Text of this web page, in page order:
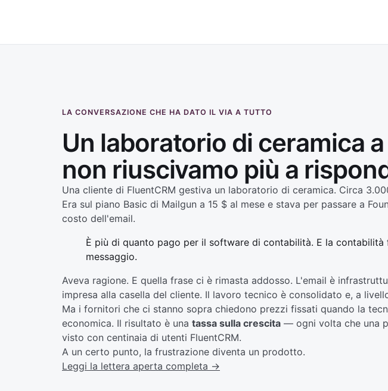
LA CONVERSAZIONE CHE HA DATO IL VIA A TUTTO
Un laboratorio di ceramica
non riuscivamo più a
Una cliente di FluentCRM gestiva un laboratorio di ceramica. Circa
Era sul piano Basic di Mailgun a 15 $ al mese e stava per passare a
costo dell'email.
È più di quanto pago per il software di contabilità. E la
messaggio.
Aveva ragione. E quella frase ci è rimasta addosso. L'email è
impresa alla casella del cliente. Il lavoro tecnico è consolidato e, a
Ma i fornitori che ci stanno sopra chiedono prezzi fissati quando la
economica. Il risultato è una tassa sulla crescita — ogni volta che una
visto con centinaia di utenti FluentCRM.
A un certo punto, la frustrazione diventa un prodotto.
Leggi la lettera aperta completa →